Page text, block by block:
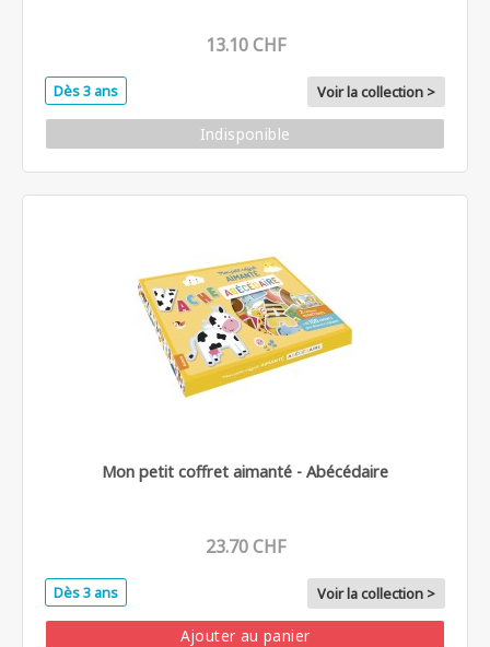
13.10 CHF
Dès 3 ans Voir la collection >
Indisponible
Mon petit coffret aimanté - Abécédaire
23.70 CHF
Dès 3 ans Voir la collection >
Ajouter au panier